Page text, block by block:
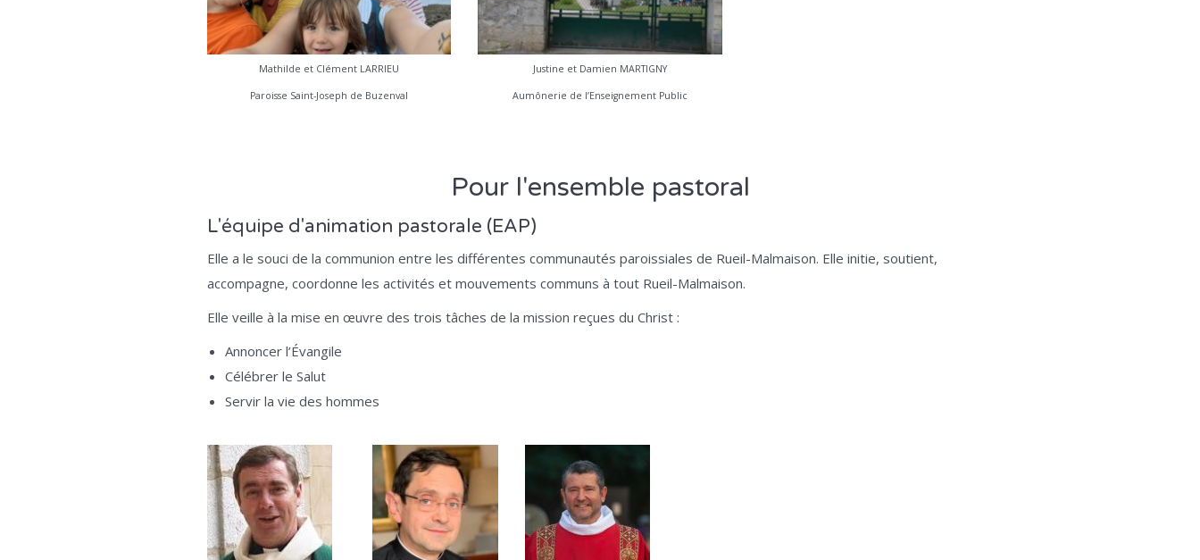
Mathilde et Clément LARRIEU
Paroisse Saint-Joseph de Buzenval
Justine et Damien MARTIGNY
Aumônerie de l’Enseignement Public
Pour l'ensemble pastoral
L'équipe d'animation pastorale (EAP)
Elle a le souci de la communion entre les différentes communautés paroissiales de Rueil-Malmaison. Elle initie, soutient,
accompagne, coordonne les activités et mouvements communs à tout Rueil-Malmaison.
Elle veille à la mise en œuvre des trois tâches de la mission reçues du Christ :
Annoncer l’Évangile
Célébrer le Salut
Servir la vie des hommes